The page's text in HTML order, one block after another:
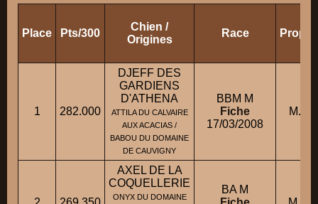
Place Pts/300
Chien /
Origines
Race
1 282.000
DJEFF DES
GARDIENS
D'ATHENA
ATTILA DU CALVAIRE
AUX ACACIAS /
BABOU DU DOMAINE
DE CAUVIGNY
BBM M
Fiche
17/03/2008
M.
AXEL DE LA
COQUELLERIE
ONYX DU DOMAINE
BA M